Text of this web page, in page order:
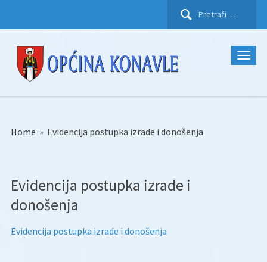
Pretraži:
Home » Evidencija postupka izrade i donošenja
Evidencija postupka izrade i
donošenja
Evidencija postupka izrade i donošenja